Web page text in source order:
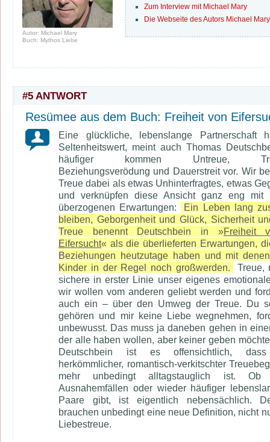
Autor: Michael Mary
Buch: Mythos Liebe
Zum Interview mit Michael Mary
Die Webseite des Autors Michael Mary
#5 ANTWORT
Resümee aus dem Buch: Freiheit von
Eine glückliche, lebenslange Partnerschaft
Seltenheitswert, meint auch Thomas
häufiger kommen Untreue,
Beziehungsverödung und Dauerstreit vor. Wir
Treue dabei als etwas Unhinterfragtes, etwas
und verknüpfen diese Ansicht ganz eng mit
überzogenen Erwartungen:
Ein Leben lang
bleiben, Geborgenheit und Glück, Sicherheit
Treue benennt Deutschbein in »Freiheit
Eifersucht« als die überlieferten Erwartungen,
Beziehungen heutzutage haben und mit
Kinder in der Regel noch großwerden.
Treue,
sichere in erster Linie unser eigenes
wir wollen vom anderen geliebt werden und
auch ein – über den Umweg der Treue. Du
gehören und mir keine Liebe wegnehmen,
unbewusst. Das muss ja daneben gehen in
der alle haben wollen, aber keiner geben
Deutschbein ist es offensichtlich,
herkömmlicher, romantisch-verkitschter
mehr unbedingt alltagstauglich ist.
Ausnahemfällen oder wieder häufiger
Paare gibt, ist eigentlich nebensächlich.
brauchen unbedingt eine neue Definition, nicht
Liebestreue.